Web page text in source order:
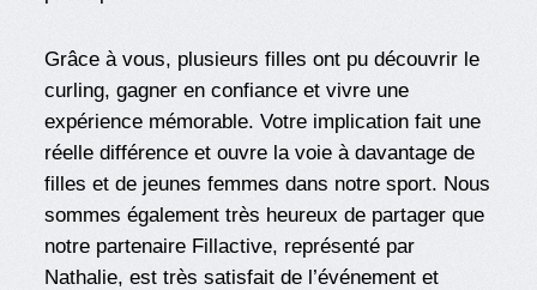
Grâce à vous, plusieurs filles ont pu découvrir le
curling, gagner en confiance et vivre une
expérience mémorable. Votre implication fait une
réelle différence et ouvre la voie à davantage de
filles et de jeunes femmes dans notre sport. Nous
sommes également très heureux de partager que
notre partenaire Fillactive, représenté par
Nathalie, est très satisfait de l’événement et